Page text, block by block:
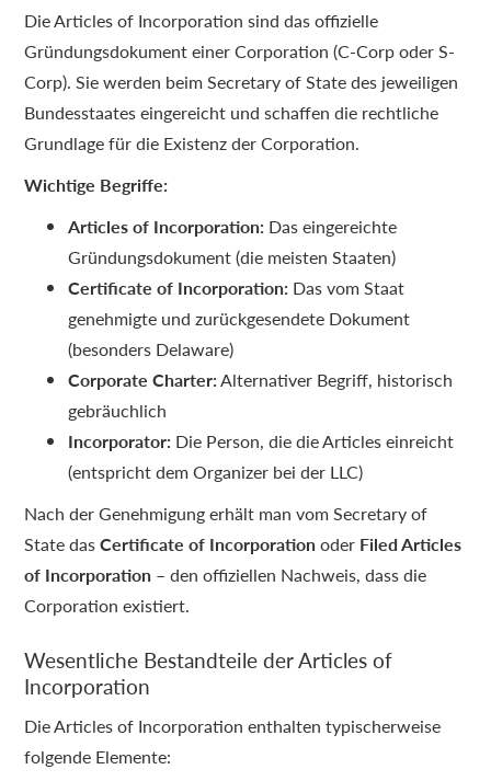
Die Articles of Incorporation sind das offizielle
Gründungsdokument einer Corporation (C-Corp oder S-
Corp). Sie werden beim Secretary of State des jeweiligen
Bundesstaates eingereicht und schaffen die rechtliche
Grundlage für die Existenz der Corporation.
Wichtige Begriffe:
Articles of Incorporation: Das eingereichte
Gründungsdokument (die meisten Staaten)
Certificate of Incorporation: Das vom Staat
genehmigte und zurückgesendete Dokument
(besonders Delaware)
Corporate Charter:Alternativer Begriff, historisch
gebräuchlich
Incorporator: Die Person, die die Articles einreicht
(entspricht dem Organizer bei der LLC)
Nach der Genehmigung erhält man vom Secretary of
State dasCertificate of Incorporationoder Filed Articles
of Incorporation – den offiziellen Nachweis, dass die
Corporation existiert.
Wesentliche Bestandteile der Articles of
Incorporation
Die Articles of Incorporation enthalten typischerweise
folgende Elemente: